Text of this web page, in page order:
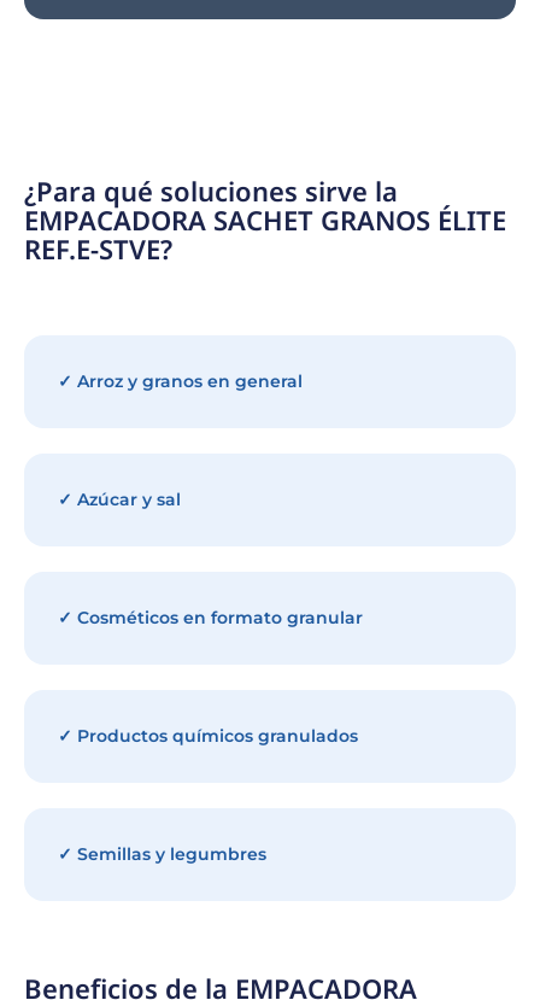
¿Para qué soluciones sirve la
EMPACADORA SACHET GRANOS ÉLITE
REF.E-STVE?
✓ Arroz y granos en general
✓ Azúcar y sal
✓ Cosméticos en formato granular
✓ Productos químicos granulados
✓ Semillas y legumbres
Beneficios de la EMPACADORA